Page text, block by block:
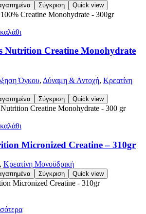
Σύγκριση Quick view
Nutrition Creatine Monohydrate
Όγκου, Δύναμη & Αντοχή, Κρεατίνη
Σύγκριση Quick view
Micronized Creatine – 310gr
, Κρεατίνη Μονοϋδρική
Σύγκριση Quick view